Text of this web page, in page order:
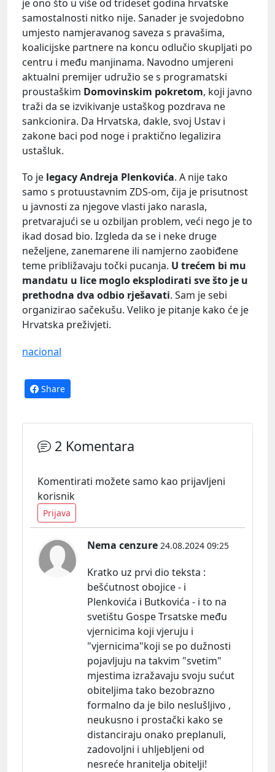
je ono što u više od trideset godina hrvatske
samostalnosti nitko nije. Sanader je svojedobno
umjesto namjeravanog saveza s pravašima,
koalicijske partnere na koncu odlučio skupljati po
centru i među manjinama. Navodno umjereni
aktualni premijer udružio se s programatski
proustaškim Domovinskim pokretom, koji javno
traži da se izvikivanje ustaškog pozdrava ne
sankcionira. Da Hrvatska, dakle, svoj Ustav i
zakone baci pod noge i praktično legalizira
ustašluk.
To je legacy Andreja Plenkovića. A nije tako
samo s protuustavnim ZDS-om, čija je prisutnost
u javnosti za njegove vlasti jako narasla,
pretvarajući se u ozbiljan problem, veći nego je to
ikad dosad bio. Izgleda da se i neke druge
neželjene, zanemarene ili namjerno zaobiđene
teme približavaju točki pucanja. U trećem bi mu
mandatu u lice moglo eksplodirati sve što je u
prethodna dva odbio rješavati. Sam je sebi
organizirao sačekušu. Veliko je pitanje kako će je
Hrvatska preživjeti.
nacional
Share
2 Komentara
Komentirati možete samo kao prijavljeni
korisnik
Prijava
Nema cenzure 24.08.2024 09:25
Kratko uz prvi dio teksta :
bešćutnost obojice - i
Plenkovića i Butkovića - i to na
svetištu Gospe Trsatske među
vjernicima koji vjeruju i
"vjernicima"koji se po dužnosti
pojavljuju na takvim "svetim"
mjestima izražavaju svoju sućut
obiteljima tako bezobrazno
formalno da je bilo neslušljivo ,
neukusno i prostački kako se
distanciraju onako preplanuli,
zadovoljni i uhljebljeni od
nesreće hranitelja obitelji!